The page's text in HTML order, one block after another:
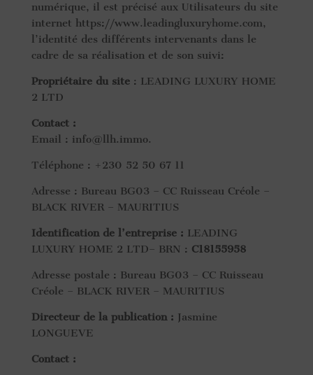
numérique, il est précisé aux Utilisateurs du site
internet https://www.leadingluxuryhome.com,
l’identité des différents intervenants dans le
cadre de sa réalisation et de son suivi:
Propriétaire du site: LEADING LUXURY HOME
2 LTD
Contact :
Email : info@llh.immo.
Téléphone : +230 52 50 67 11
Adresse : Bureau BG03 – CC Ruisseau Créole –
BLACK RIVER – MAURITIUS
Identification de l’entreprise : LEADING
LUXURY HOME 2 LTD– BRN : C18155958
Adresse postale : Bureau BG03 – CC Ruisseau
Créole – BLACK RIVER – MAURITIUS
Directeur de la publication : Jasmine
LONGUEVE
Contact :